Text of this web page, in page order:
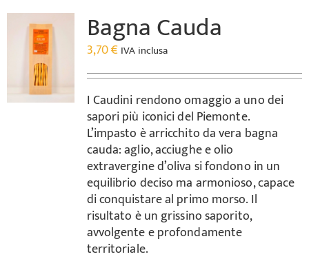
Bagna Cauda
3,70€ IVA inclusa
I Caudini rendono omaggio a uno dei
sapori più iconici del Piemonte.
L’impasto è arricchito da vera bagna
cauda: aglio, acciughe e olio
extravergine d’oliva si fondono in un
equilibrio deciso ma armonioso, capace
di conquistare al primo morso. Il
risultato è un grissino saporito,
avvolgente e profondamente
territoriale.